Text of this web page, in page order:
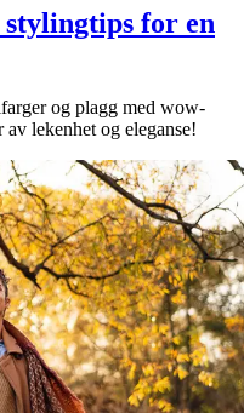
for en
og plagg med wow-
lekenhet og eleganse!